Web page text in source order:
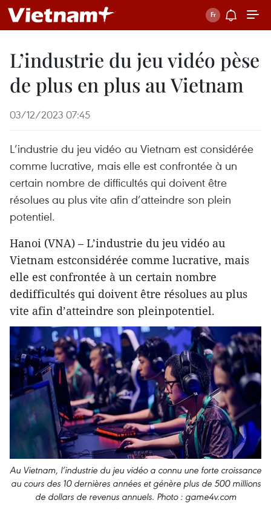
L’industrie du jeu vidéo pèse
de plus en plus au Vietnam
03/12/2023 07:45
L’industrie du jeu vidéo au Vietnam est considérée
comme lucrative, mais elle est confrontée à un
certain nombre de difficultés qui doivent être
résolues au plus vite afin d’atteindre son plein
potentiel.
Hanoi (VNA) – L’industrie du jeu vidéo au
Vietnam estconsidérée comme lucrative, mais
elle est confrontée à un certain nombre
dedifficultés qui doivent être résolues au plus
vite afin d’atteindre son pleinpotentiel.
Au Vietnam, l’industrie du jeu vidéo a connu une forte croissance
au cours des 10 dernières années et génère plus de 500 millions
de dollars de revenus annuels. Photo : game4v.com